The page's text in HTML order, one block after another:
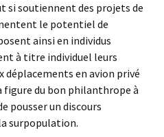
si soutiennent des projets de
le potentiel de
ainsi en individus
à titre individuel leurs
déplacements en avion privé
figure du bon philanthrope à
pousser un discours
surpopulation.